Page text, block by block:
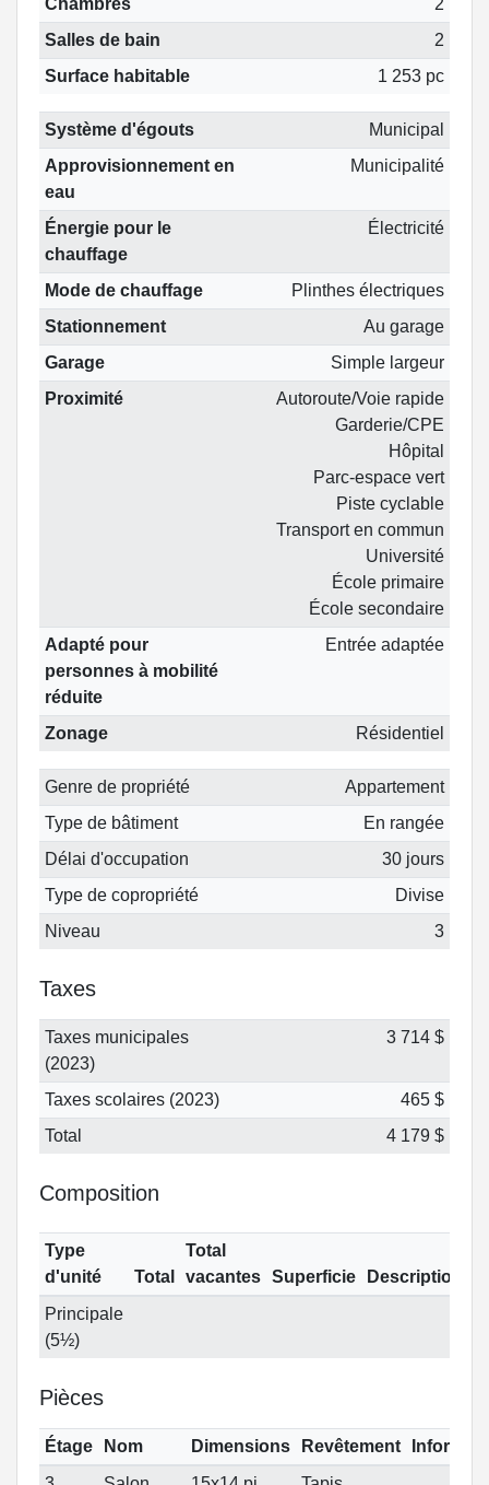
Salles de bain
2
Surface habitable
1 253 pc
Système d'égouts
Municipal
Approvisionnement en
eau
Municipalité
Énergie pour le
chauffage
Électricité
Mode de chauffage
Plinthes électriques
Stationnement
Au garage
Garage
Simple largeur
Proximité
Autoroute/Voie rapide
Garderie/CPE
Hôpital
Parc-espace vert
Piste cyclable
Transport en commun
Université
École primaire
École secondaire
Adapté pour
personnes à mobilité
réduite
Entrée adaptée
Zonage Résidentiel
Genre de propriété
Appartement
Type de bâtiment
En rangée
Délai d'occupation
30 jours
Type de copropriété
Divise
Niveau
3
Taxes
Taxes municipales
(2023)
3 714 $
Taxes scolaires (2023)
465 $
Total
4 179 $
Composition
Type
d'unité
Total
Total
vacantes
Superficie
Description
Principale
(5½)
Pièces
Étage Nom Dimensions Revêtement